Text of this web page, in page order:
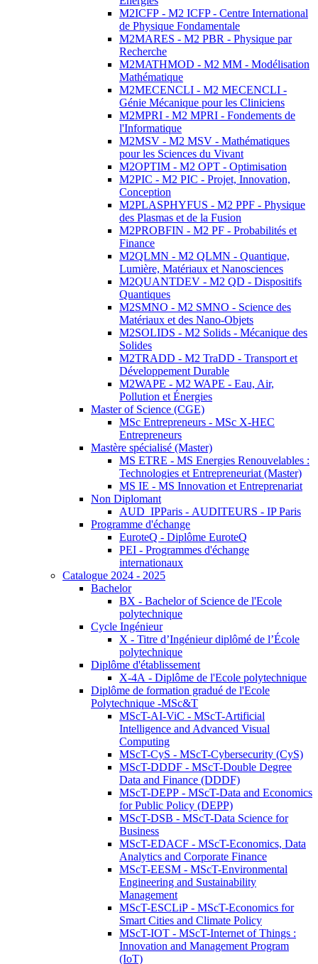
M2ICFP - M2 ICFP - Centre International
de Physique Fondamentale
M2MARES - M2 PBR - Physique par
Recherche
M2MATHMOD - M2 MM - Modélisation
Mathématique
M2MECENCLI - M2 MECENCLI -
Génie Mécanique pour les Cliniciens
M2MPRI - M2 MPRI - Fondements de
l'Informatique
M2MSV - M2 MSV - Mathématiques
pour les Sciences du Vivant
M2OPTIM - M2 OPT - Optimisation
M2PIC - M2 PIC - Projet, Innovation,
Conception
M2PLASPHYFUS - M2 PPF - Physique
des Plasmas et de la Fusion
M2PROBFIN - M2 PF - Probabilités et
Finance
M2QLMN - M2 QLMN - Quantique,
Lumière, Matériaux et Nanosciences
M2QUANTDEV - M2 QD - Dispositifs
Quantiques
M2SMNO - M2 SMNO - Science des
Matériaux et des Nano-Objets
M2SOLIDS - M2 Solids - Mécanique des
Solides
M2TRADD - M2 TraDD - Transport et
Développement Durable
M2WAPE - M2 WAPE - Eau, Air,
Pollution et Énergies
Master of Science (CGE)
MSc Entrepreneurs - MSc X-HEC
Entrepreneurs
Mastère spécialisé (Master)
MS ETRE - MS Energies Renouvelables :
Technologies et Entrepreneuriat (Master)
MS IE - MS Innovation et Entreprenariat
Non Diplomant
AUD_IPParis - AUDITEURS - IP Paris
Programme d'échange
EuroteQ - Diplôme EuroteQ
PEI - Programmes d'échange
internationaux
Catalogue 2024 - 2025
Bachelor
BX - Bachelor of Science de l'Ecole
polytechnique
Cycle Ingénieur
X - Titre d’Ingénieur diplômé de l’École
polytechnique
Diplôme d'établissement
X-4A - Diplôme de l'Ecole polytechnique
Diplôme de formation gradué de l'Ecole
Polytechnique -MSc&T
MScT-AI-ViC - MScT-Artificial
Intelligence and Advanced Visual
Computing
MScT-CyS - MScT-Cybersecurity (CyS)
MScT-DDDF - MScT-Double Degree
Data and Finance (DDDF)
MScT-DEPP - MScT-Data and Economics
for Public Policy (DEPP)
MScT-DSB - MScT-Data Science for
Business
MScT-EDACF - MScT-Economics, Data
Analytics and Corporate Finance
MScT-EESM - MScT-Environmental
Engineering and Sustainability
Management
MScT-ESCLiP - MScT-Economics for
Smart Cities and Climate Policy
MScT-IOT - MScT-Internet of Things :
Innovation and Management Program
(IoT)